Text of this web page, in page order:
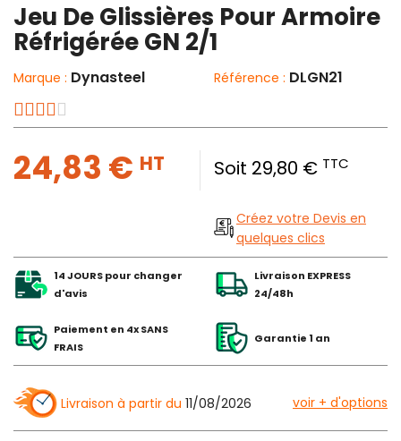
Jeu De Glissières Pour Armoire
Réfrigérée GN 2/1
Marque : Dynasteel Référence : DLGN21
24,83 € HT Soit 29,80 € TTC
Créez votre Devis en
quelques clics
14 JOURS pour changer
d'avis
Livraison EXPRESS
24/48h
Paiement en 4x SANS
FRAIS
Garantie 1 an
Livraison à partir du 11/08/2026 voir + d'options